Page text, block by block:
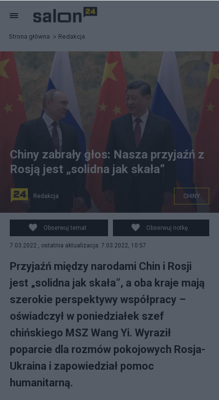
Strona główna Redakcja
Rosyjski prezydent Władimir Putin (L) i prezydent Chin
Xi Jinping (P). Fot. PAP/EPA/ALEXEI DRUZHININ /
KREMLIN / SPUTNIK / POOL
Chiny zabrały głos: Nasza przyjaźń z
Rosją jest „solidna jak skała”
Redakcja CHINY
Obserwuj temat Obserwuj notkę
7.03.2022 , ostatnia aktualizacja: 7.03.2022, 10:57
Przyjaźń między narodami Chin i Rosji
jest „solidna jak skała”, a oba kraje mają
szerokie perspektywy współpracy –
oświadczył w poniedziałek szef
chińskiego MSZ Wang Yi. Wyraził
poparcie dla rozmów pokojowych Rosja-
Ukraina i zapowiedział pomoc
humanitarną.